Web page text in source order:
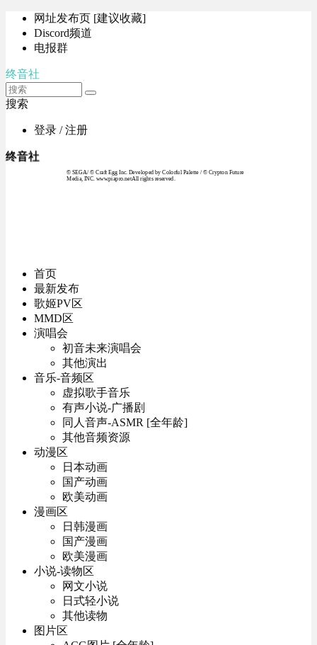
网址发布页 [建议收藏]
Discord频道
电报群
终音社
搜索
登录 / 注册
终音社
© SEGA / © Craft Egg Inc. Developed by Colorful Palette / © Crypton Future
Media, INC. www.piapro.netAll rights reserved.
首页
最新发布
歌姬PV区
MMD区
演唱会
初音未来演唱会
其他演出
音乐-音频区
虚拟歌手音乐
有声小说-广播剧
同人音声-ASMR [全年龄]
其他音频资源
动漫区
日本动画
国产动画
欧美动画
漫画区
日韩漫画
国产漫画
欧美漫画
小说-读物区
网文小说
日式轻小说
其他读物
图片区